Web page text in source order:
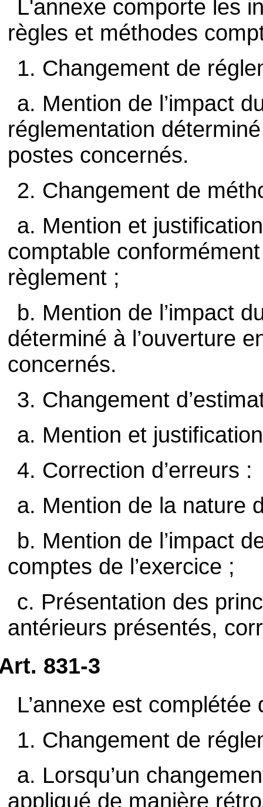
L'annexe comporte les
règles et méthodes
1. Changement de
a. Mention de l’impact
réglementation
postes concernés.
2. Changement de
a. Mention et
comptable
règlement ;
b. Mention de l’impact
déterminé à l’ouverture
concernés.
3. Changement
a. Mention et
4. Correction d’erreurs :
a. Mention de la nature
b. Mention de l’impact
comptes de l’exercice ;
c. Présentation des
antérieurs présentés,
831-3
L’annexe est
1. Changement de
a. Lorsqu’un
appliqué de manière